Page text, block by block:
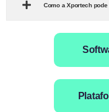
Como a Xportech